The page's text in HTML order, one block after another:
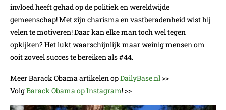
invloed heeft gehad op de politiek en wereldwijde
gemeenschap! Met zijn charisma en vastberadenheid wist hij
velen te motiveren! Daar kan elke man toch wel tegen
opkijken? Het lukt waarschijnlijk maar weinig mensen om
ooit zoveel succes te bereiken als #44.
Meer Barack Obama artikelen opDailyBase.nl>>
VolgBarack Obama op Instagram! >>